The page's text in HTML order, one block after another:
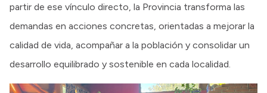
partir de ese vínculo directo, la Provincia transforma las
demandas en acciones concretas, orientadas a mejorar la
calidad de vida, acompañar a la población y consolidar un
desarrollo equilibrado y sostenible en cada localidad.